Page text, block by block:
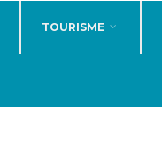
TOURISME